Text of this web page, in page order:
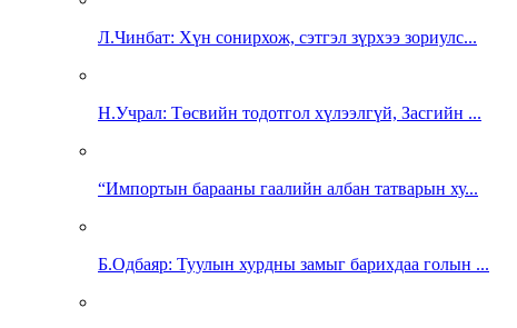
Л.Чинбат: Хүн сонирхож, сэтгэл зүрхээ зориулс...
Н.Учрал: Төсвийн тодотгол хүлээлгүй, Засгийн ...
“Импортын барааны гаалийн албан татварын ху...
Б.Одбаяр: Туулын хурдны замыг барихдаа голын ...